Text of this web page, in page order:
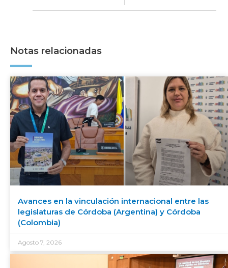
Notas relacionadas
Avances en la vinculación internacional entre las
legislaturas de Córdoba (Argentina) y Córdoba
(Colombia)
Agosto 7, 2026